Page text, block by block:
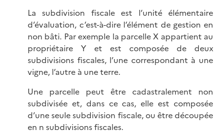
La subdivision fiscale est l’unité élémentaire
d’évaluation, c’est-à-dire l’élément de gestion en
non bâti. Par exemple la parcelle X appartient au
propriétaire Y et est composée de deux
subdivisions fiscales, l’une correspondant à une
vigne, l’autre à une terre.
Une parcelle peut être cadastralement non
subdivisée et, dans ce cas, elle est composée
d’une seule subdivision fiscale, ou être découpée
en n subdivisions fiscales.